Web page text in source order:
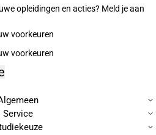
opleidingen en acties? Meld je aan
voorkeuren
Service